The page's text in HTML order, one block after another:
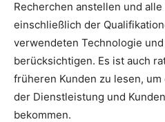
Recherchen anstellen und
einschließlich der
verwendeten Technologie
berücksichtigen. Es ist auch
früheren Kunden zu lesen,
der Dienstleistung und
bekommen.